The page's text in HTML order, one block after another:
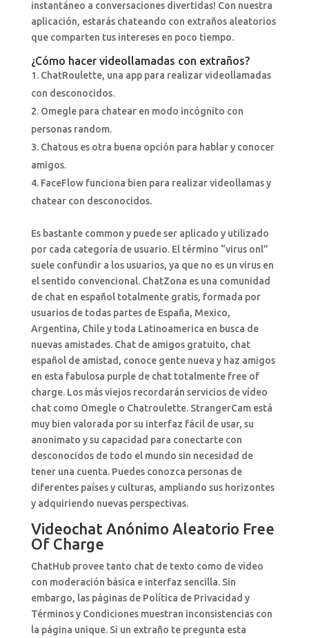
instantáneo a conversaciones divertidas! Con nuestra
aplicación, estarás chateando con extraños aleatorios
que comparten tus intereses en poco tiempo.
¿Cómo hacer videollamadas con extraños?
ChatRoulette, una app para realizar videollamadas
con desconocidos.
Omegle para chatear en modo incógnito con
personas random.
Chatous es otra buena opción para hablar y conocer
amigos.
FaceFlow funciona bien para realizar videollamas y
chatear con desconocidos.
Es bastante common y puede ser aplicado y utilizado
por cada categoría de usuario. El término “virus onl”
suele confundir a los usuarios, ya que no es un virus en
el sentido convencional. ChatZona es una comunidad
de chat en español totalmente gratis, formada por
usuarios de todas partes de España, Mexico,
Argentina, Chile y toda Latinoamerica en busca de
nuevas amistades. Chat de amigos gratuito, chat
español de amistad, conoce gente nueva y haz amigos
en esta fabulosa purple de chat totalmente free of
charge. Los más viejos recordarán servicios de vídeo
chat como Omegle o Chatroulette. StrangerCam está
muy bien valorada por su interfaz fácil de usar, su
anonimato y su capacidad para conectarte con
desconocidos de todo el mundo sin necesidad de
tener una cuenta. Puedes conozca personas de
diferentes países y culturas, ampliando sus horizontes
y adquiriendo nuevas perspectivas.
Videochat Anónimo Aleatorio Free
Of Charge
ChatHub provee tanto chat de texto como de video
con moderación básica e interfaz sencilla. Sin
embargo, las páginas de Política de Privacidad y
Términos y Condiciones muestran inconsistencias con
la página unique. Si un extraño te pregunta esta